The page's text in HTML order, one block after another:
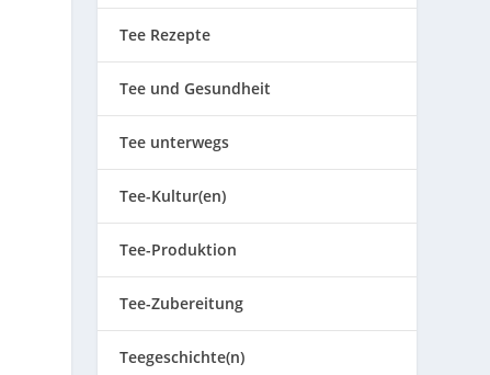
Tee Rezepte
Tee und Gesundheit
Tee unterwegs
Tee-Kultur(en)
Tee-Produktion
Tee-Zubereitung
Teegeschichte(n)